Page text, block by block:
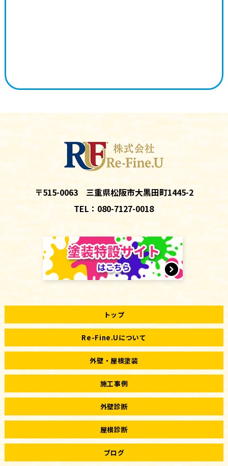
〒515-0063 三重県松阪市大黒田町1445-2
TEL：080-7127-0018
トップ
Re-Fine.Uについて
外壁・屋根塗装
施工事例
外壁診断
屋根診断
ブログ